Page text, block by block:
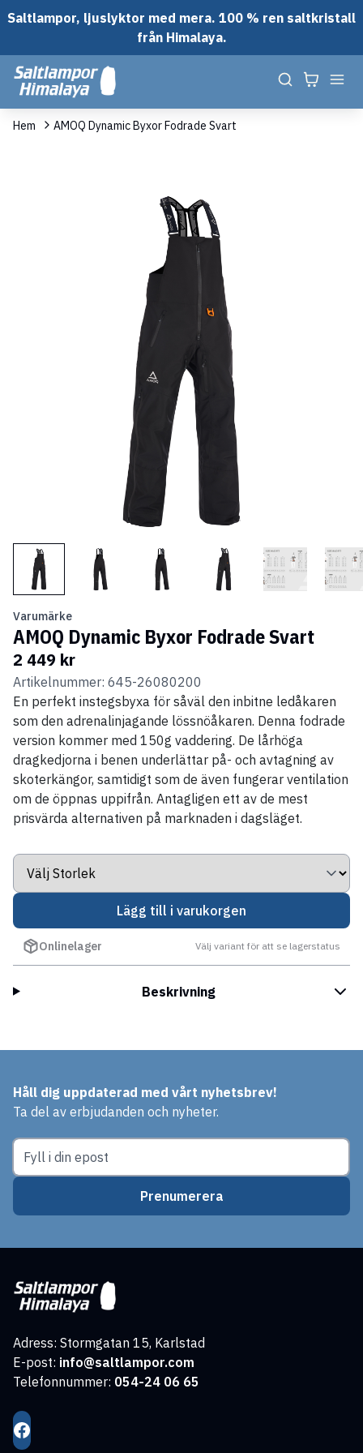
Saltlampor, ljuslyktor med mera. 100 % ren saltkristall
från Himalaya.
Hem AMOQ Dynamic Byxor Fodrade Svart
Varumärke
AMOQ Dynamic Byxor Fodrade Svart
2 449 kr
Artikelnummer: 645-26080200
En perfekt instegsbyxa för såväl den inbitne ledåkaren
som den adrenalinjagande lössnöåkaren. Denna fodrade
version kommer med 150g vaddering. De lårhöga
dragkedjorna i benen underlättar på- och avtagning av
skoterkängor, samtidigt som de även fungerar ventilation
om de öppnas uppifrån. Antagligen ett av de mest
prisvärda alternativen på marknaden i dagsläget.
Lägg till i varukorgen
Onlinelager Välj variant för att se lagerstatus
Beskrivning
Håll dig uppdaterad med vårt nyhetsbrev!
Ta del av erbjudanden och nyheter.
Prenumerera
Adress: Stormgatan 15, Karlstad
E-post: info@saltlampor.com
Telefonnummer: 054-24 06 65